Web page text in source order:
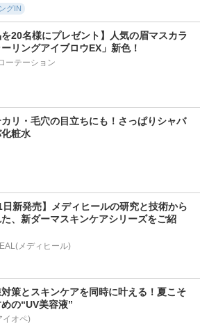
グIN
を20名様にプレゼント】人気の眉マスカラ
ーリングアイブロウEX」新色！
ーテーション
カリ・毛穴の目立ちにも！さっぱりシャバ
粧水
日新発売】メディヒールの研究と技術から
、新ダーマスキンケアシリーズをご紹
メディヒール)
策とスキンケアを同時に叶える！夏こそ
の“UV美容液”
イオペ)